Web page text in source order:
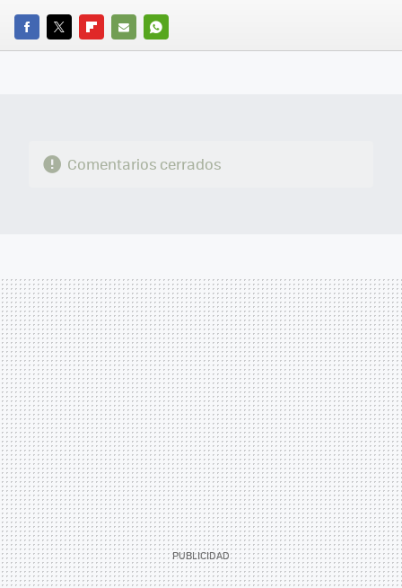
FACEBOOK
TWITTERFLIPBOARD
E-
WHATSAPP
Comentarios cerrados